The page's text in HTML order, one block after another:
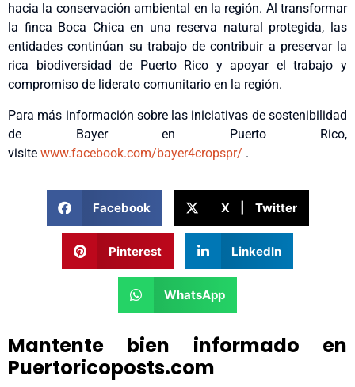
hacia la conservación ambiental en la región. Al transformar
la finca Boca Chica en una reserva natural protegida, las
entidades continúan su trabajo de contribuir a preservar la
rica biodiversidad de Puerto Rico y apoyar el trabajo y
compromiso de liderato comunitario en la región.
Para más información sobre las iniciativas de sostenibilidad
de Bayer en Puerto Rico,
visite www.facebook.com/bayer4cropspr/ .
Facebook X | Twitter
Pinterest LinkedIn
WhatsApp
Mantente bien informado en
Puertoricoposts.com